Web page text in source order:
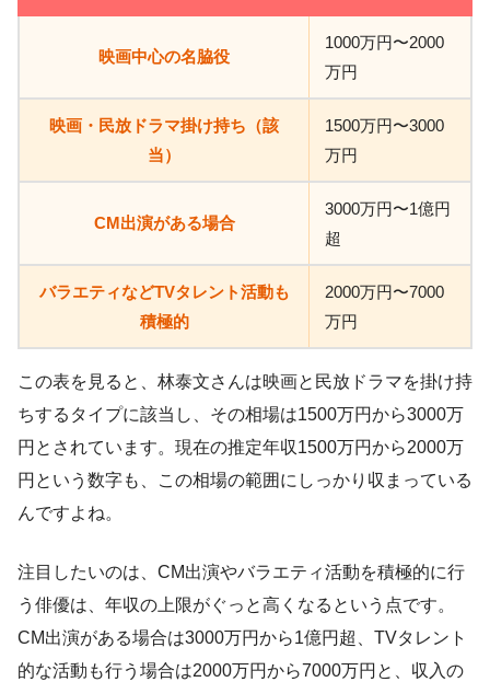
映画中心の名脇役
1000万円〜2000
万円
映画・民放ドラマ掛け持ち（該
当）
1500万円〜3000
万円
CM出演がある場合
3000万円〜1億円
超
バラエティなどTVタレント活動も
積極的
2000万円〜7000
万円
この表を見ると、林泰文さんは映画と民放ドラマを掛け持
ちするタイプに該当し、その相場は1500万円から3000万
円とされています。現在の推定年収1500万円から2000万
円という数字も、この相場の範囲にしっかり収まっている
んですよね。
注目したいのは、CM出演やバラエティ活動を積極的に行
う俳優は、年収の上限がぐっと高くなるという点です。
CM出演がある場合は3000万円から1億円超、TVタレント
的な活動も行う場合は2000万円から7000万円と、収入の